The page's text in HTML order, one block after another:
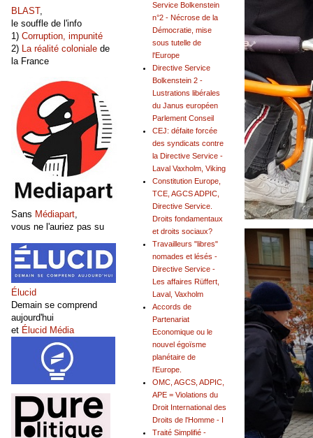
Service Bolkenstein
n°2 - Nécrose de la
Démocratie, mise
sous tutelle de
l'Europe
Directive Service
Bolkenstein 2 -
Lustrations libérales
du Janus européen
Parlement Conseil
CEJ: défaite forcée
des syndicats contre
la Directive Service -
Laval Vaxholm, Viking
Constitution Europe,
TCE, AGCS ADPIC,
Directive Service.
Droits fondamentaux
et droits sociaux?
Travailleurs "libres"
nomades et lésés -
Directive Service -
Les affaires Rüffert,
Laval, Vaxholm
Accords de
Partenariat
Economique ou le
nouvel égoïsme
planétaire de
l'Europe.
OMC, AGCS, ADPIC,
APE = Violations du
Droit International des
Droits de l'Homme - I
Traité Simplifié -
BLAST,
le souffle de l'info
1) Corruption, impunité
2) La réalité coloniale de
la France
Sans Médiapart,
vous ne l'auriez pas su
Élucid
Demain se comprend
aujourd'hui
et Élucid Média